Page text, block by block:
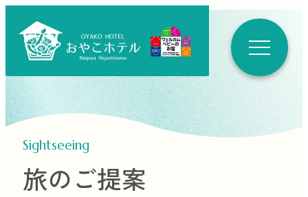
Sightseeing
旅のご提案